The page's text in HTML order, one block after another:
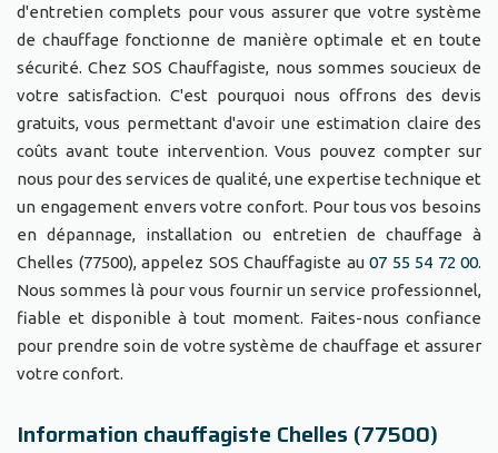
d'entretien complets pour vous assurer que votre système
de chauffage fonctionne de manière optimale et en toute
sécurité. Chez SOS Chauffagiste, nous sommes soucieux de
votre satisfaction. C'est pourquoi nous offrons des devis
gratuits, vous permettant d'avoir une estimation claire des
coûts avant toute intervention. Vous pouvez compter sur
nous pour des services de qualité, une expertise technique et
un engagement envers votre confort. Pour tous vos besoins
en dépannage, installation ou entretien de chauffage à
Chelles (77500), appelez SOS Chauffagiste au 07 55 54 72 00.
Nous sommes là pour vous fournir un service professionnel,
fiable et disponible à tout moment. Faites-nous confiance
pour prendre soin de votre système de chauffage et assurer
votre confort.
Information chauffagiste Chelles (77500)